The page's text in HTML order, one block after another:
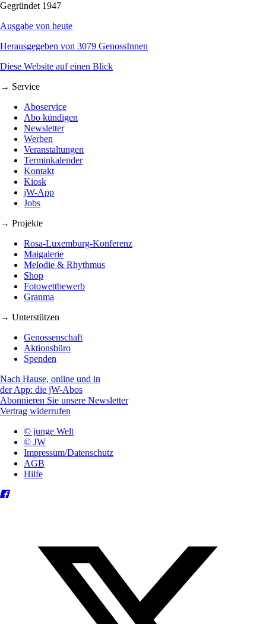
Gegründet 1947
Ausgabe von heute
Herausgegeben von 3079 GenossInnen
Diese Website auf einen Blick
→ Service
Aboservice
Abo kündigen
Newsletter
Werben
Veranstaltungen
Terminkalender
Kontakt
Kiosk
jW-App
Jobs
→ Projekte
Rosa-Luxemburg-Konferenz
Maigalerie
Melodie & Rhythmus
Shop
Fotowettbewerb
Granma
→ Unterstützen
Genossenschaft
Aktionsbüro
Spenden
Nach Hause, online und in
der App: die jW-Abos
Abonnieren Sie unsere Newsletter
Vertrag widerrufen
© junge Welt
© JW
Impressum/Datenschutz
AGB
Hilfe